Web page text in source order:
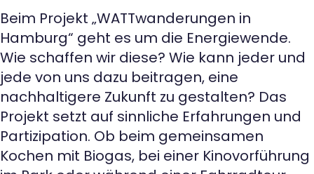
Beim Projekt „WATTwanderungen in
Hamburg“ geht es um die Energiewende.
Wie schaffen wir diese? Wie kann jeder und
jede von uns dazu beitragen, eine
nachhaltigere Zukunft zu gestalten? Das
Projekt setzt auf sinnliche Erfahrungen und
Partizipation. Ob beim gemeinsamen
Kochen mit Biogas, bei einer Kinovorführung